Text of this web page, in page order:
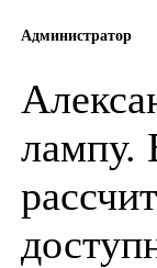
Администратор
лампу.